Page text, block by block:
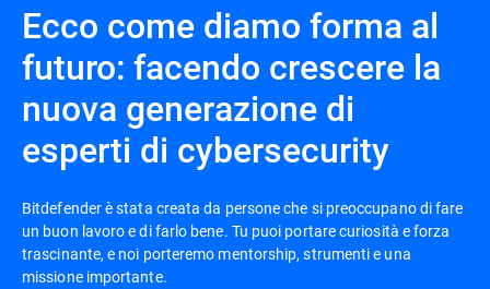
Ecco come diamo forma al
futuro: facendo crescere la
nuova generazione di
esperti di cybersecurity
Bitdefender è stata creata da persone che si preoccupano di fare
un buon lavoro e di farlo bene. Tu puoi portare curiosità e forza
trascinante, e noi porteremo mentorship, strumenti e una
missione importante.